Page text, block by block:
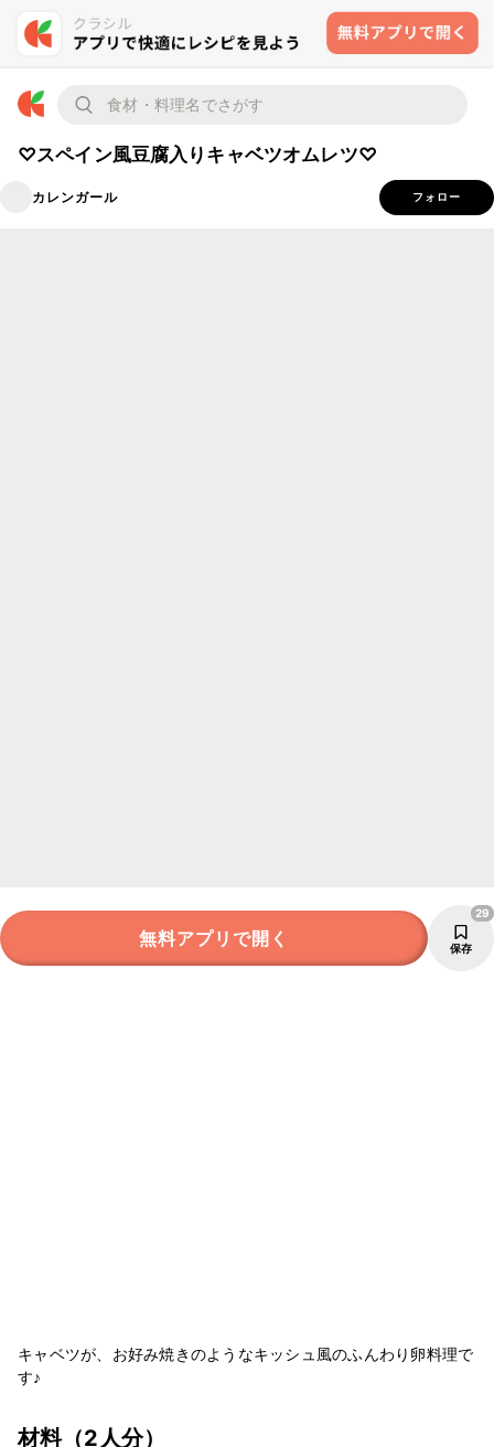
♡スペイン風豆腐入りキャベツオムレツ♡
カレンガール フォロー
無料アプリで開く 保存
29
キャベツが、お好み焼きのようなキッシュ風のふんわり卵料理で
す♪
材料（2人分）